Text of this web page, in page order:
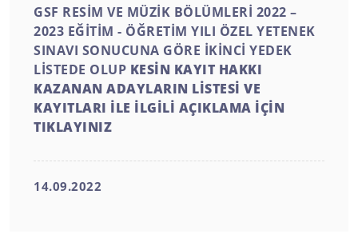
GSF RESİM VE MÜZİK BÖLÜMLERİ 2022 –
2023 EĞİTİM - ÖĞRETİM YILI ÖZEL YETENEK
SINAVI SONUCUNA GÖRE İKİNCİ YEDEK
LİSTEDE OLUP KESİN KAYIT HAKKI
KAZANAN ADAYLARIN LİSTESİ VE
KAYITLARI İLE İLGİLİ AÇIKLAMA İÇİN
TIKLAYINIZ
14.09.2022